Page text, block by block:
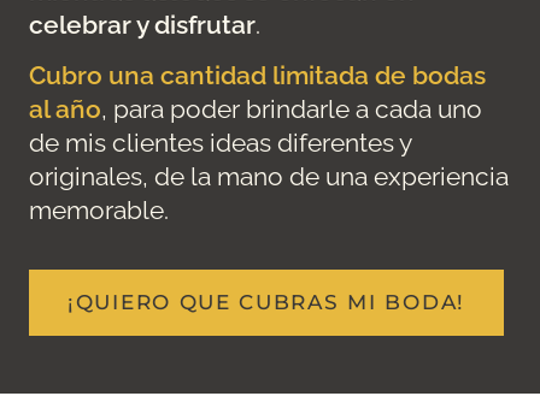
celebrar y disfrutar.
Cubro una cantidad limitada de bodas
al año, para poder brindarle a cada uno
de mis clientes ideas diferentes y
originales, de la mano de una experiencia
memorable.
¡QUIERO QUE CUBRAS MI BODA!